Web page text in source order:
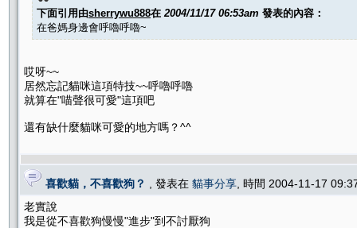
下面引用由sherrywu888在 2004/11/17 06:53am 發表的內容：
在爸媽身邊會呼嚕呼嚕~
哎呀~~
居然忘記貓咪這項特技~~呼嚕呼嚕
就算在"喵聲很可愛"這項吧
還有缺什麼貓咪可愛的地方嗎？^^
喜歡貓，不喜歡狗？ , 發表在 貓事分享 , 時間 2004-11-17
老實說
我是從不喜歡狗慢慢"進步"到不討厭狗